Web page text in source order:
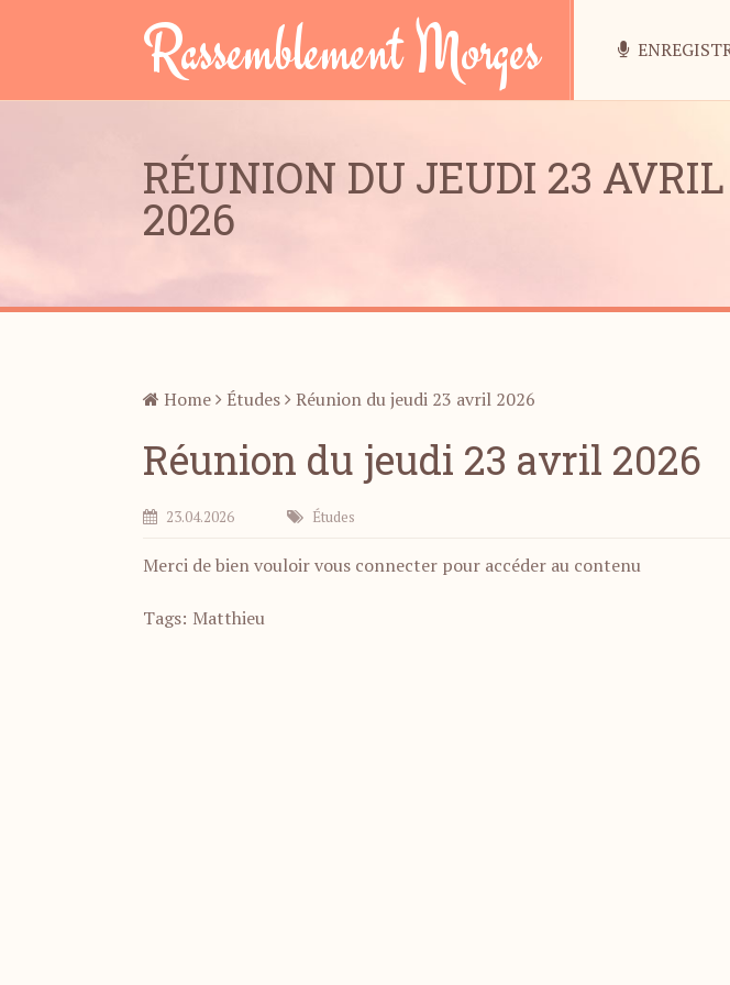
Rassemblement Morges
RÉUNION DU JEUDI 23 AVRIL
2026
Home Études Réunion du jeudi 23 avril 2026
Réunion du jeudi 23 avril 2026
23.04.2026 Études
Merci de bien vouloir vous connecter pour accéder au contenu
Tags: Matthieu